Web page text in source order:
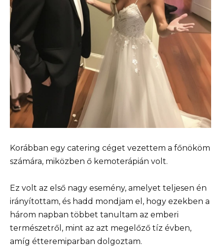
Korábban egy catering céget vezettem a főnököm
számára, miközben ő kemoterápián volt.
Ez volt az első nagy esemény, amelyet teljesen én
irányítottam, és hadd mondjam el, hogy ezekben a
három napban többet tanultam az emberi
természetről, mint az azt megelőző tíz évben,
amíg étteremiparban dolgoztam.